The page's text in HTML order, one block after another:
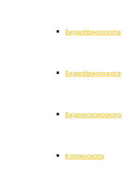
Видеобронхоскопа
Видеобронхоскопа
Видеоколоноскопа
Колоноскопа